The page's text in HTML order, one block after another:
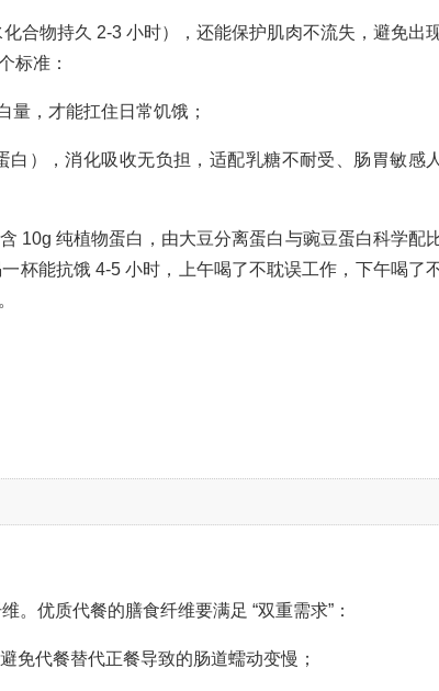
合物持久 2-3 小时），还能保护肌肉不流失，避免出
标准：
量，才能扛住日常饥饿；
），消化吸收无负担，适配乳糖不耐受、肠胃敏感人
10g 纯植物蛋白，由大豆分离蛋白与豌豆蛋白科学配
杯能抗饿 4-5 小时，上午喝了不耽误工作，下午喝了
。优质代餐的膳食纤维要满足 “双重需求”：
免代餐替代正餐导致的肠道蠕动变慢；